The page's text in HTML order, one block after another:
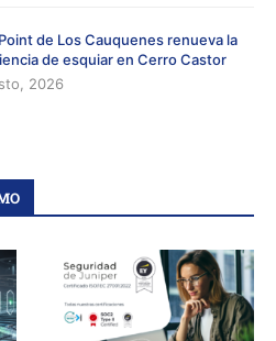
de Los Cauquenes renueva la
de esquiar en Cerro Castor
2026